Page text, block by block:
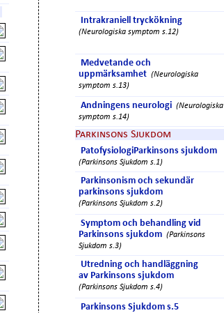
Intrakraniell tryckökning
(Neurologiska symptom s.12)
Medvetande och
uppmärksamhet (Neurologiska
symptom s.13)
Andningens neurologi (Neurologiska
symptom s.14)
Parkinsons Sjukdom
PatofysiologiParkinsons sjukdom
(Parkinsons Sjukdom s.1)
Parkinsonism och sekundär
parkinsons sjukdom
(Parkinsons Sjukdom s.2)
Symptom och behandling vid
Parkinsons sjukdom (Parkinsons
Sjukdom s.3)
Utredning och handläggning
av Parkinsons sjukdom
(Parkinsons Sjukdom s.4)
Parkinsons Sjukdom s.5